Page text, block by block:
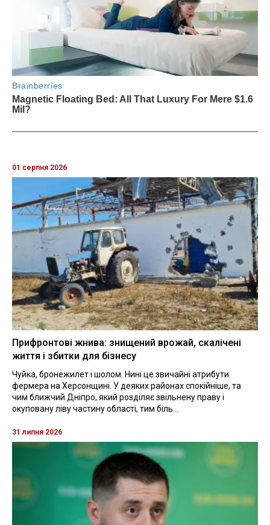
01 серпня 2026
Прифронтові жнива: знищений врожай, скалічені
життя і збитки для бізнесу
Чуйка, бронежилет і шолом. Нині це звичайні атрибути
фермера на Херсонщині. У деяких районах спокійніше, та
чим ближчий Дніпро, який розділяє звільнену праву і
окуповану ліву частину області, тим біль...
31 липня 2026